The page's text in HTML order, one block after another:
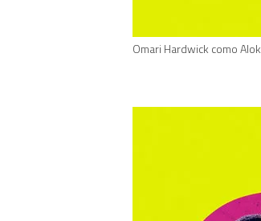
Omari Hardwick como Alok